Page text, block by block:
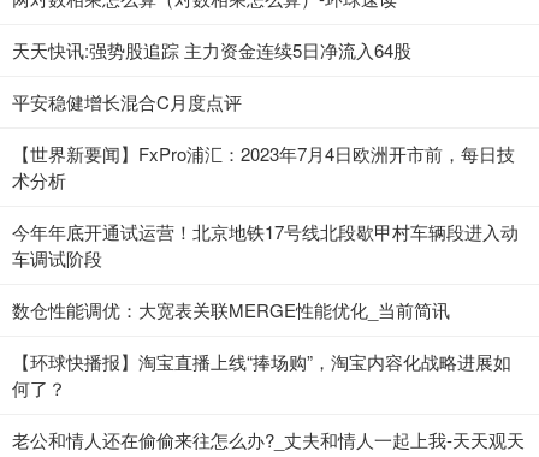
天天快讯:强势股追踪 主力资金连续5日净流入64股
平安稳健增长混合C月度点评
【世界新要闻】FxPro浦汇：2023年7月4日欧洲开市前，每日技
术分析
今年年底开通试运营！北京地铁17号线北段歇甲村车辆段进入动
车调试阶段
数仓性能调优：大宽表关联MERGE性能优化_当前简讯
【环球快播报】淘宝直播上线“捧场购”，淘宝内容化战略进展如
何了？
老公和情人还在偷偷来往怎么办?_丈夫和情人一起上我-天天观天